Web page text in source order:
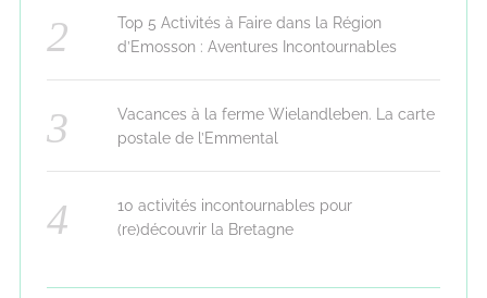
Top 5 Activités à Faire dans la Région
d’Emosson : Aventures Incontournables
Vacances à la ferme Wielandleben. La carte
postale de l’Emmental
10 activités incontournables pour
(re)découvrir la Bretagne